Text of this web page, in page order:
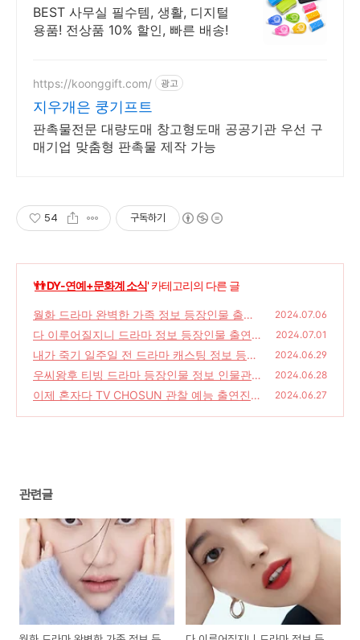
BEST 사무실 필수템, 생활, 디지털
용품! 전상품 10% 할인, 빠른 배송!
https://koonggift.com/ 광고
지우개은 쿵기프트
판촉물전문 대량도매 창고형도매 공공기관 우선 구
매기업 맞춤형 판촉물 제작 가능
54 구독하기
'👬 DY-연예+문화계 소식' 카테고리의 다른 글
월화 드라마 완벽한 가족 정보 등장인물 출연
박주현 윤세아 김병철 | KBS 2TV 월화 드라마,
드라마 내용, 네이버 웹툰 원작 드라마
(56)
2024.07.06
다 이루어질지니 드라마 정보 등장인물 출연
김우빈 수지 안은진 송혜교 | 공개회차, 예고편
보기, 드라마 내용, NETFLIX 시리즈 드라마
2024.07.01
내가 죽기 일주일 전 드라마 캐스팅 정보 등장
인물 인물관계도 출연 공명 김민하 | 예고편 보
기, 드라마 내용, 다시보기
(60)
2024.06.29
우씨왕후 티빙 드라마 등장인물 정보 인물관계
도 출연 전종서 지창욱 정유미 이수혁 | 드라마
2024.06.28
이제 혼자다 TV CHOSUN 관찰 예능 출연진
2024.06.27
관련글